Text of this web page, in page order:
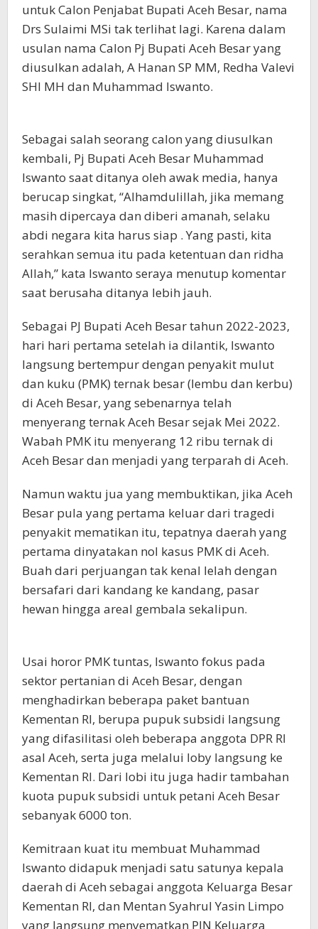
untuk Calon Penjabat Bupati Aceh Besar, nama
Drs Sulaimi MSi tak terlihat lagi. Karena dalam
usulan nama Calon Pj Bupati Aceh Besar yang
diusulkan adalah, A Hanan SP MM, Redha Valevi
SHI MH dan Muhammad Iswanto.
Sebagai salah seorang calon yang diusulkan
kembali, Pj Bupati Aceh Besar Muhammad
Iswanto saat ditanya oleh awak media, hanya
berucap singkat, “Alhamdulillah, jika memang
masih dipercaya dan diberi amanah, selaku
abdi negara kita harus siap . Yang pasti, kita
serahkan semua itu pada ketentuan dan ridha
Allah,” kata Iswanto seraya menutup komentar
saat berusaha ditanya lebih jauh.
Sebagai PJ Bupati Aceh Besar tahun 2022-2023,
hari hari pertama setelah ia dilantik, Iswanto
langsung bertempur dengan penyakit mulut
dan kuku (PMK) ternak besar (lembu dan kerbu)
di Aceh Besar, yang sebenarnya telah
menyerang ternak Aceh Besar sejak Mei 2022.
Wabah PMK itu menyerang 12 ribu ternak di
Aceh Besar dan menjadi yang terparah di Aceh.
Namun waktu jua yang membuktikan, jika Aceh
Besar pula yang pertama keluar dari tragedi
penyakit mematikan itu, tepatnya daerah yang
pertama dinyatakan nol kasus PMK di Aceh.
Buah dari perjuangan tak kenal lelah dengan
bersafari dari kandang ke kandang, pasar
hewan hingga areal gembala sekalipun.
Usai horor PMK tuntas, Iswanto fokus pada
sektor pertanian di Aceh Besar, dengan
menghadirkan beberapa paket bantuan
Kementan RI, berupa pupuk subsidi langsung
yang difasilitasi oleh beberapa anggota DPR RI
asal Aceh, serta juga melalui loby langsung ke
Kementan RI. Dari lobi itu juga hadir tambahan
kuota pupuk subsidi untuk petani Aceh Besar
sebanyak 6000 ton.
Kemitraan kuat itu membuat Muhammad
Iswanto didapuk menjadi satu satunya kepala
daerah di Aceh sebagai anggota Keluarga Besar
Kementan RI, dan Mentan Syahrul Yasin Limpo
yang langsung menyematkan PIN Keluarga